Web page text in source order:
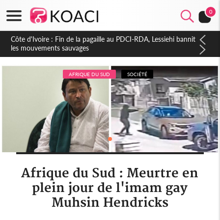
0
Côte d'Ivoire : Ouattara promet des sanctions contre les
déguerpissements illégaux
AFRIQUE DU SUD SOCIÉTÉ
Afrique du Sud : Meurtre en
plein jour de l'imam gay
Muhsin Hendricks